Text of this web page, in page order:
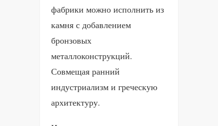
фабрики можно исполнить из
камня с добавлением
бронзовых
металлоконструкций.
Совмещая ранний
индустриализм и греческую
архитектуру.